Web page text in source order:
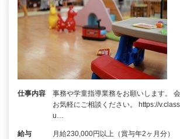
仕事内容
事務や学童指導業務をお願いします。
お気軽にご相談ください。 https://
u…
給与 月給230,000円以上（賞与年2ヶ月分）